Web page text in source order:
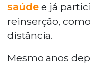
saúde e já
reinserção, como
distância.
Mesmo anos